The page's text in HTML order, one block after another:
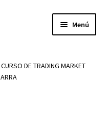
Menú
CURSO DE TRADING MARKET